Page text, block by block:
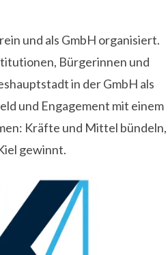
und als GmbH organisiert.
Bürgerinnen und
in der GmbH als
und Engagement mit einem
Kräfte und Mittel bündeln,
gewinnt.